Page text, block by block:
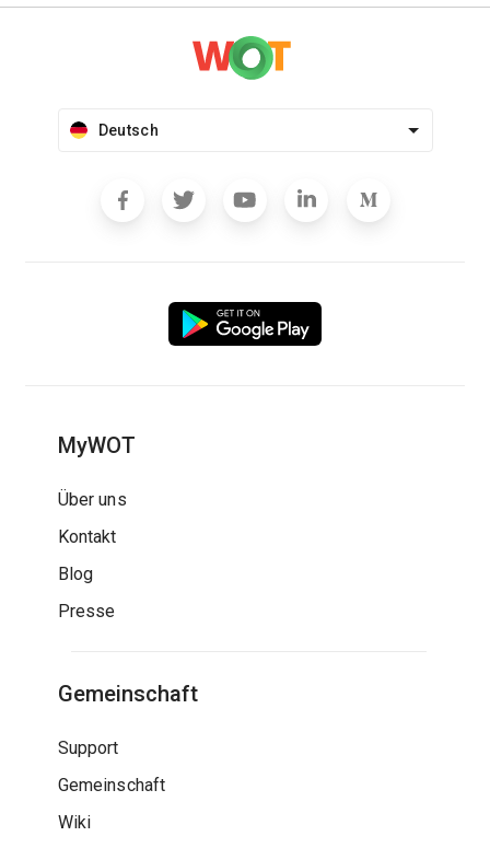
Deutsch
MyWOT
Über uns
Kontakt
Blog
Presse
Gemeinschaft
Support
Gemeinschaft
Wiki